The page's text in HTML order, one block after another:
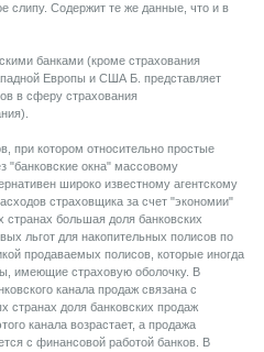
слипу. Содержит те же данные, что и в
банками (кроме страхования
Европы и США Б. представляет
в сферу страхования
при котором относительно простые
"банковские окна" массовому
широко известному агентскому
страховщика за счет "экономии"
странах большая доля банковских
льгот для накопительных полисов по
продаваемых полисов, которые иногда
имеющие страховую оболочку. В
канала продаж связана с
странах доля банковских продаж
канала возрастает, а продажа
с финансовой работой банков. В